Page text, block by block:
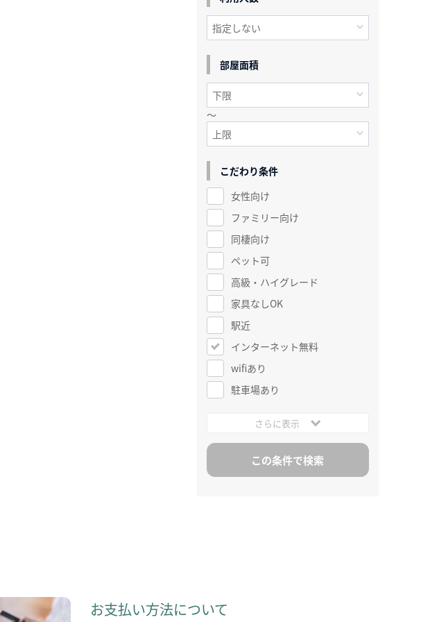
部屋面積
～
こだわり条件
女性向け
ファミリー向け
同棲向け
ペット可
高級・ハイグレード
家具なしOK
駅近
インターネット無料
wifiあり
駐車場あり
さらに表示
お支払い方法について